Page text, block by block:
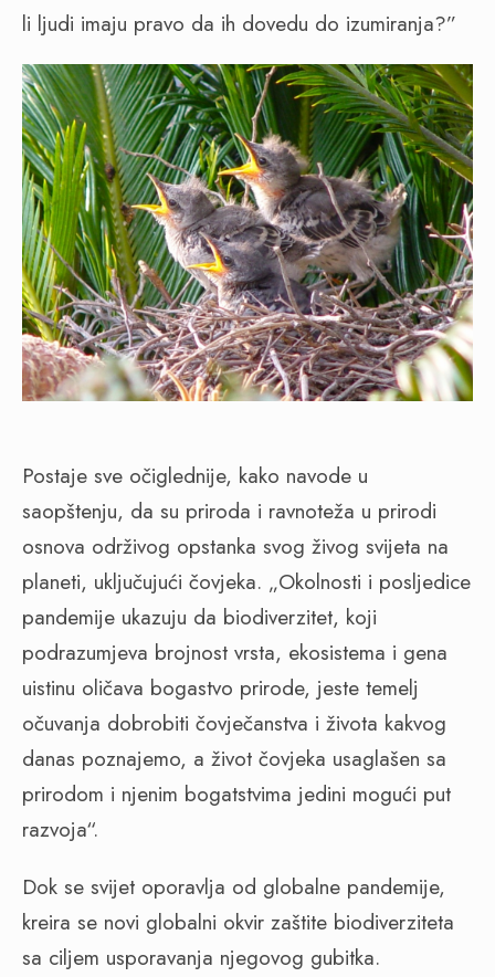
li ljudi imaju pravo da ih dovedu do izumiranja?”
Postaje sve očiglednije, kako navode u
saopštenju, da su priroda i ravnoteža u prirodi
osnova održivog opstanka svog živog svijeta na
planeti, uključujući čovjeka. „Okolnosti i posljedice
pandemije ukazuju da biodiverzitet, koji
podrazumjeva brojnost vrsta, ekosistema i gena
uistinu oličava bogastvo prirode, jeste temelj
očuvanja dobrobiti čovječanstva i života kakvog
danas poznajemo, a život čovjeka usaglašen sa
prirodom i njenim bogatstvima jedini mogući put
razvoja“.
Dok se svijet oporavlja od globalne pandemije,
kreira se novi globalni okvir zaštite biodiverziteta
sa ciljem usporavanja njegovog gubitka.